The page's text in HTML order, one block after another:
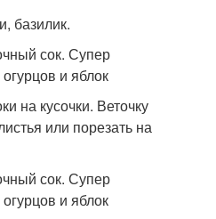
базилик.
на кусочки. Веточку
или порезать на